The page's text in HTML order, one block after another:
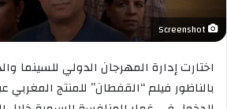
اختارت إدارة المهرجان الدولي للسينما
بالناظور فيلم “القفطان” للمنتج المغربي